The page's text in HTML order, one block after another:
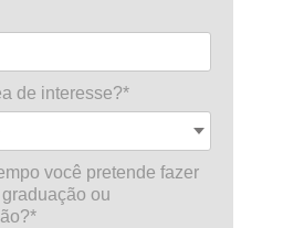
de interesse?*
você pretende fazer
ou